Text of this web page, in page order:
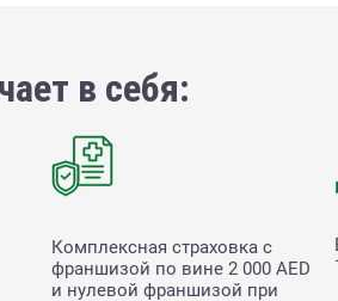
в себя:
Комплексная страховка с
франшизой по вине 2 000 AED
и нулевой франшизой при